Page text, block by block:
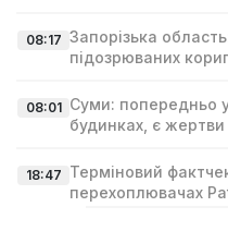
08:17 Запорізька
підозрюваних
08:01 Суми: попередньо
будинках, є жертви
18:47 Терміновий
перехоплювачах